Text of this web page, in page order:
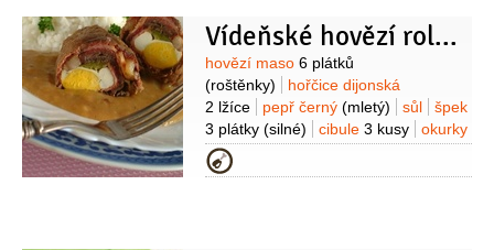
250 gramů (lze vynechat) Vídeňské hovězí rolády
Suroviny
hovězí maso 6 plátků
(roštěnky)
hořčice dijonská
2 lžíce
pepř černý (mletý) sůl
špek
3 plátky (silné) cibule 3 kusy
okurky
kyselé
pšeničná hladká3 lžíce mrkev1 kus
Kategorie